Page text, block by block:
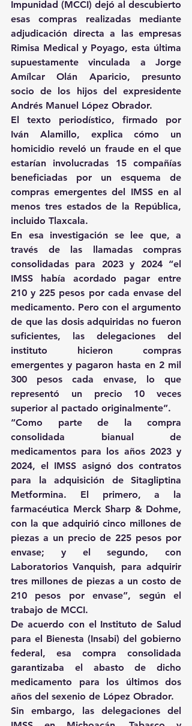
Impunidad (MCCI) dejó al descubierto
esas compras realizadas mediante
adjudicación directa a las empresas
Rimisa Medical y Poyago, esta última
supuestamente vinculada a Jorge
Amílcar Olán Aparicio, presunto
socio de los hijos del expresidente
Andrés Manuel López Obrador.
El texto periodístico, firmado por
Iván Alamillo, explica cómo un
homicidio reveló un fraude en el que
estarían involucradas 15 compañías
beneficiadas por un esquema de
compras emergentes del IMSS en al
menos tres estados de la República,
incluido Tlaxcala.
En esa investigación se lee que, a
través de las llamadas compras
consolidadas para 2023 y 2024 “el
IMSS había acordado pagar entre
210 y 225 pesos por cada envase del
medicamento. Pero con el argumento
de que las dosis adquiridas no fueron
suficientes, las delegaciones del
instituto hicieron compras
emergentes y pagaron hasta en 2 mil
300 pesos cada envase, lo que
representó un precio 10 veces
superior al pactado originalmente”.
“Como parte de la compra
consolidada bianual de
medicamentos para los años 2023 y
2024, el IMSS asignó dos contratos
para la adquisición de Sitagliptina
Metformina. El primero, a la
farmacéutica Merck Sharp & Dohme,
con la que adquirió cinco millones de
piezas a un precio de 225 pesos por
envase; y el segundo, con
Laboratorios Vanquish, para adquirir
tres millones de piezas a un costo de
210 pesos por envase”, según el
trabajo de MCCI.
De acuerdo con el Instituto de Salud
para el Bienesta (Insabi) del gobierno
federal, esa compra consolidada
garantizaba el abasto de dicho
medicamento para los últimos dos
años del sexenio de López Obrador.
Sin embargo, las delegaciones del